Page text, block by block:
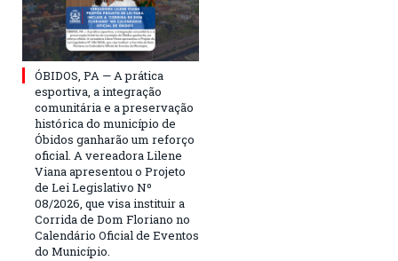
ÓBIDOS, PA — A prática
esportiva, a integração
comunitária e a preservação
histórica do município de
Óbidos ganharão um reforço
oficial. A vereadora Lilene
Viana apresentou o Projeto
de Lei Legislativo Nº
08/2026, que visa instituir a
Corrida de Dom Floriano no
Calendário Oficial de Eventos
do Município.